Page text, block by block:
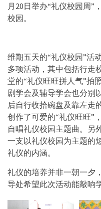
月20日举办“礼仪校园周”
校园。
维期五天的“礼仪校园”活
多项活动，其中包括行走
堂的“礼仪旺旺拼人气”拍
剧学会及辅导学会也分别
后自行收拾碗盘及靠左走
创作了可爱的“礼仪旺旺”
自唱礼仪校园主题曲。另
一支以礼仪校园为主题的
礼仪的内涵。
礼仪的培养并非一朝一夕
导处希望此次活动能敲响